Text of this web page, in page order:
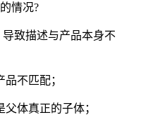
情况?
致描述与产品本身不
不匹配；
体真正的子体；